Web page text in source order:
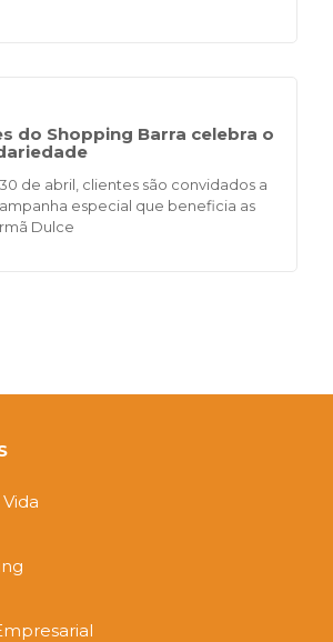
do Shopping Barra celebra o
de abril, clientes são convidados a
especial que beneficia as
Dulce